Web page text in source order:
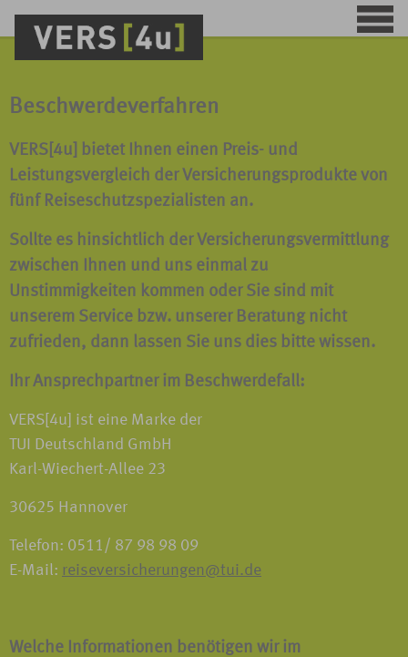
Beschwerdeverfahren
VERS[4u] bietet Ihnen einen Preis- und
Leistungsvergleich der Versicherungsprodukte von
fünf Reiseschutzspezialisten an.
Sollte es hinsichtlich der Versicherungsvermittlung
zwischen Ihnen und uns einmal zu
Unstimmigkeiten kommen oder Sie sind mit
unserem Service bzw. unserer Beratung nicht
zufrieden, dann lassen Sie uns dies bitte wissen.
Ihr Ansprechpartner im Beschwerdefall:
VERS[4u] ist eine Marke der
TUI Deutschland GmbH
Karl-Wiechert-Allee 23
30625 Hannover
Telefon: 0511/ 87 98 98 09
E-Mail: reiseversicherungen@tui.de
Welche Informationen benötigen wir im